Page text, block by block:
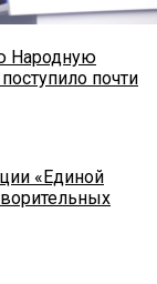
Народную
почти
«Единой